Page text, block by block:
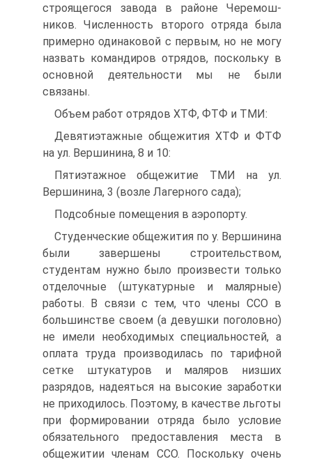
строящегося завода в районе Черемош-
ников. Численность второго отряда была
примерно одинаковой с первым, но не могу
назвать командиров отрядов, поскольку в
основной деятельности мы не были
связаны.
Объем работ отрядов ХТФ, ФТФ и ТМИ:
Девятиэтажные общежития ХТФ и ФТФ
на ул. Вершинина, 8 и 10:
Пятиэтажное общежитие ТМИ на ул.
Вершинина, 3 (возле Лагерного сада);
Подсобные помещения в аэропорту.
Студенческие общежития по у. Вершинина
были завершены строительством,
студентам нужно было произвести только
отделочные (штукатурные и малярные)
работы. В связи с тем, что члены CCO в
большинстве своем (а девушки поголовно)
не имели необходимых специальностей, а
оплата труда производилась по тарифной
сетке штукатуров и маляров низших
разрядов, надеяться на высокие заработки
не приходилось. Поэтому, в качестве льготы
при формировании отряда было условие
обязательного предоставления места в
общежитии членам ССО. Поскольку очень